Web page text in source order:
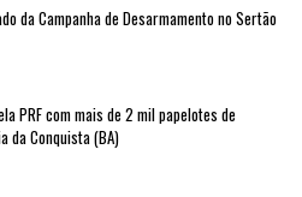
da Campanha de Desarmamento no Sertão
PRF com mais de 2 mil papelotes de
da Conquista (BA)